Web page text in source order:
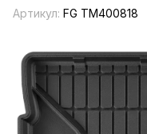
Артикул: FG TM400818